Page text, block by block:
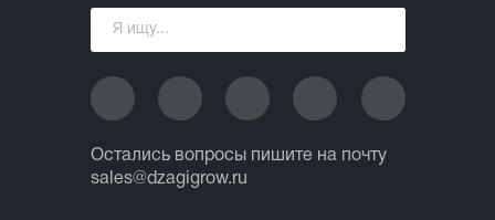
Остались вопросы пишите на почту
sales@dzagigrow.ru